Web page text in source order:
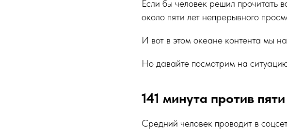
Если бы человек решил прочитать
около пяти лет непрерывного
И вот в этом океане контента мы
Но давайте посмотрим на
141 минута против
Средний человек проводит в